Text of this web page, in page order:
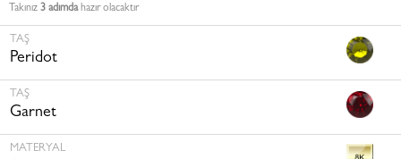
Takınız 3 adımdahazır olacaktır
TAŞ
Peridot
TAŞ
Garnet
MATERYAL